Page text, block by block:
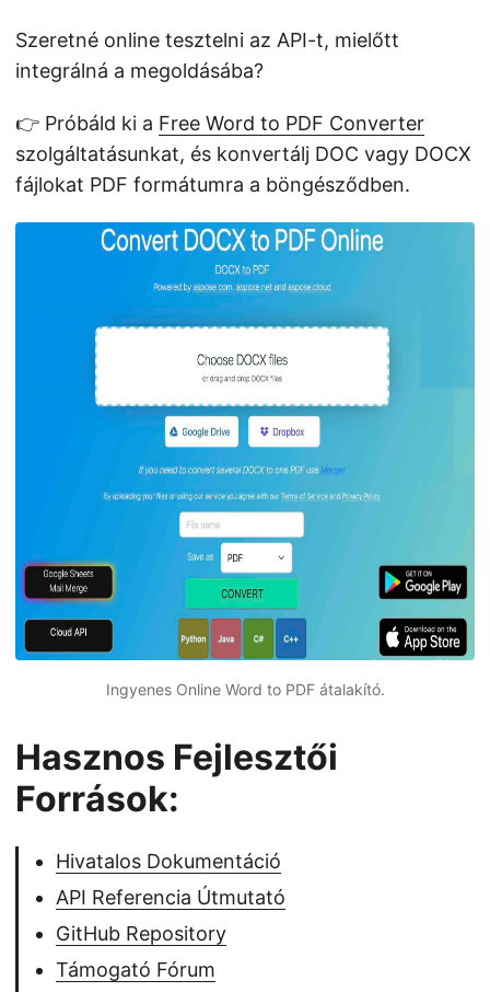
Szeretné online tesztelni az API-t, mielőtt
integrálná a megoldásába?
👉 Próbáld ki a Free Word to PDF Converter
szolgáltatásunkat, és konvertálj DOC vagy DOCX
fájlokat PDF formátumra a böngésződben.
Ingyenes Online Word to PDF átalakító.
Hasznos Fejlesztői
Források:
Hivatalos Dokumentáció
API Referencia Útmutató
GitHub Repository
Támogató Fórum